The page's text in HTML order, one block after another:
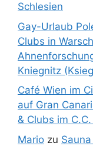
Schlesien
Gay-Urlaub
Clubs in
Kniegnitz
Café Wien im
auf Gran
& Clubs im
Mario zu